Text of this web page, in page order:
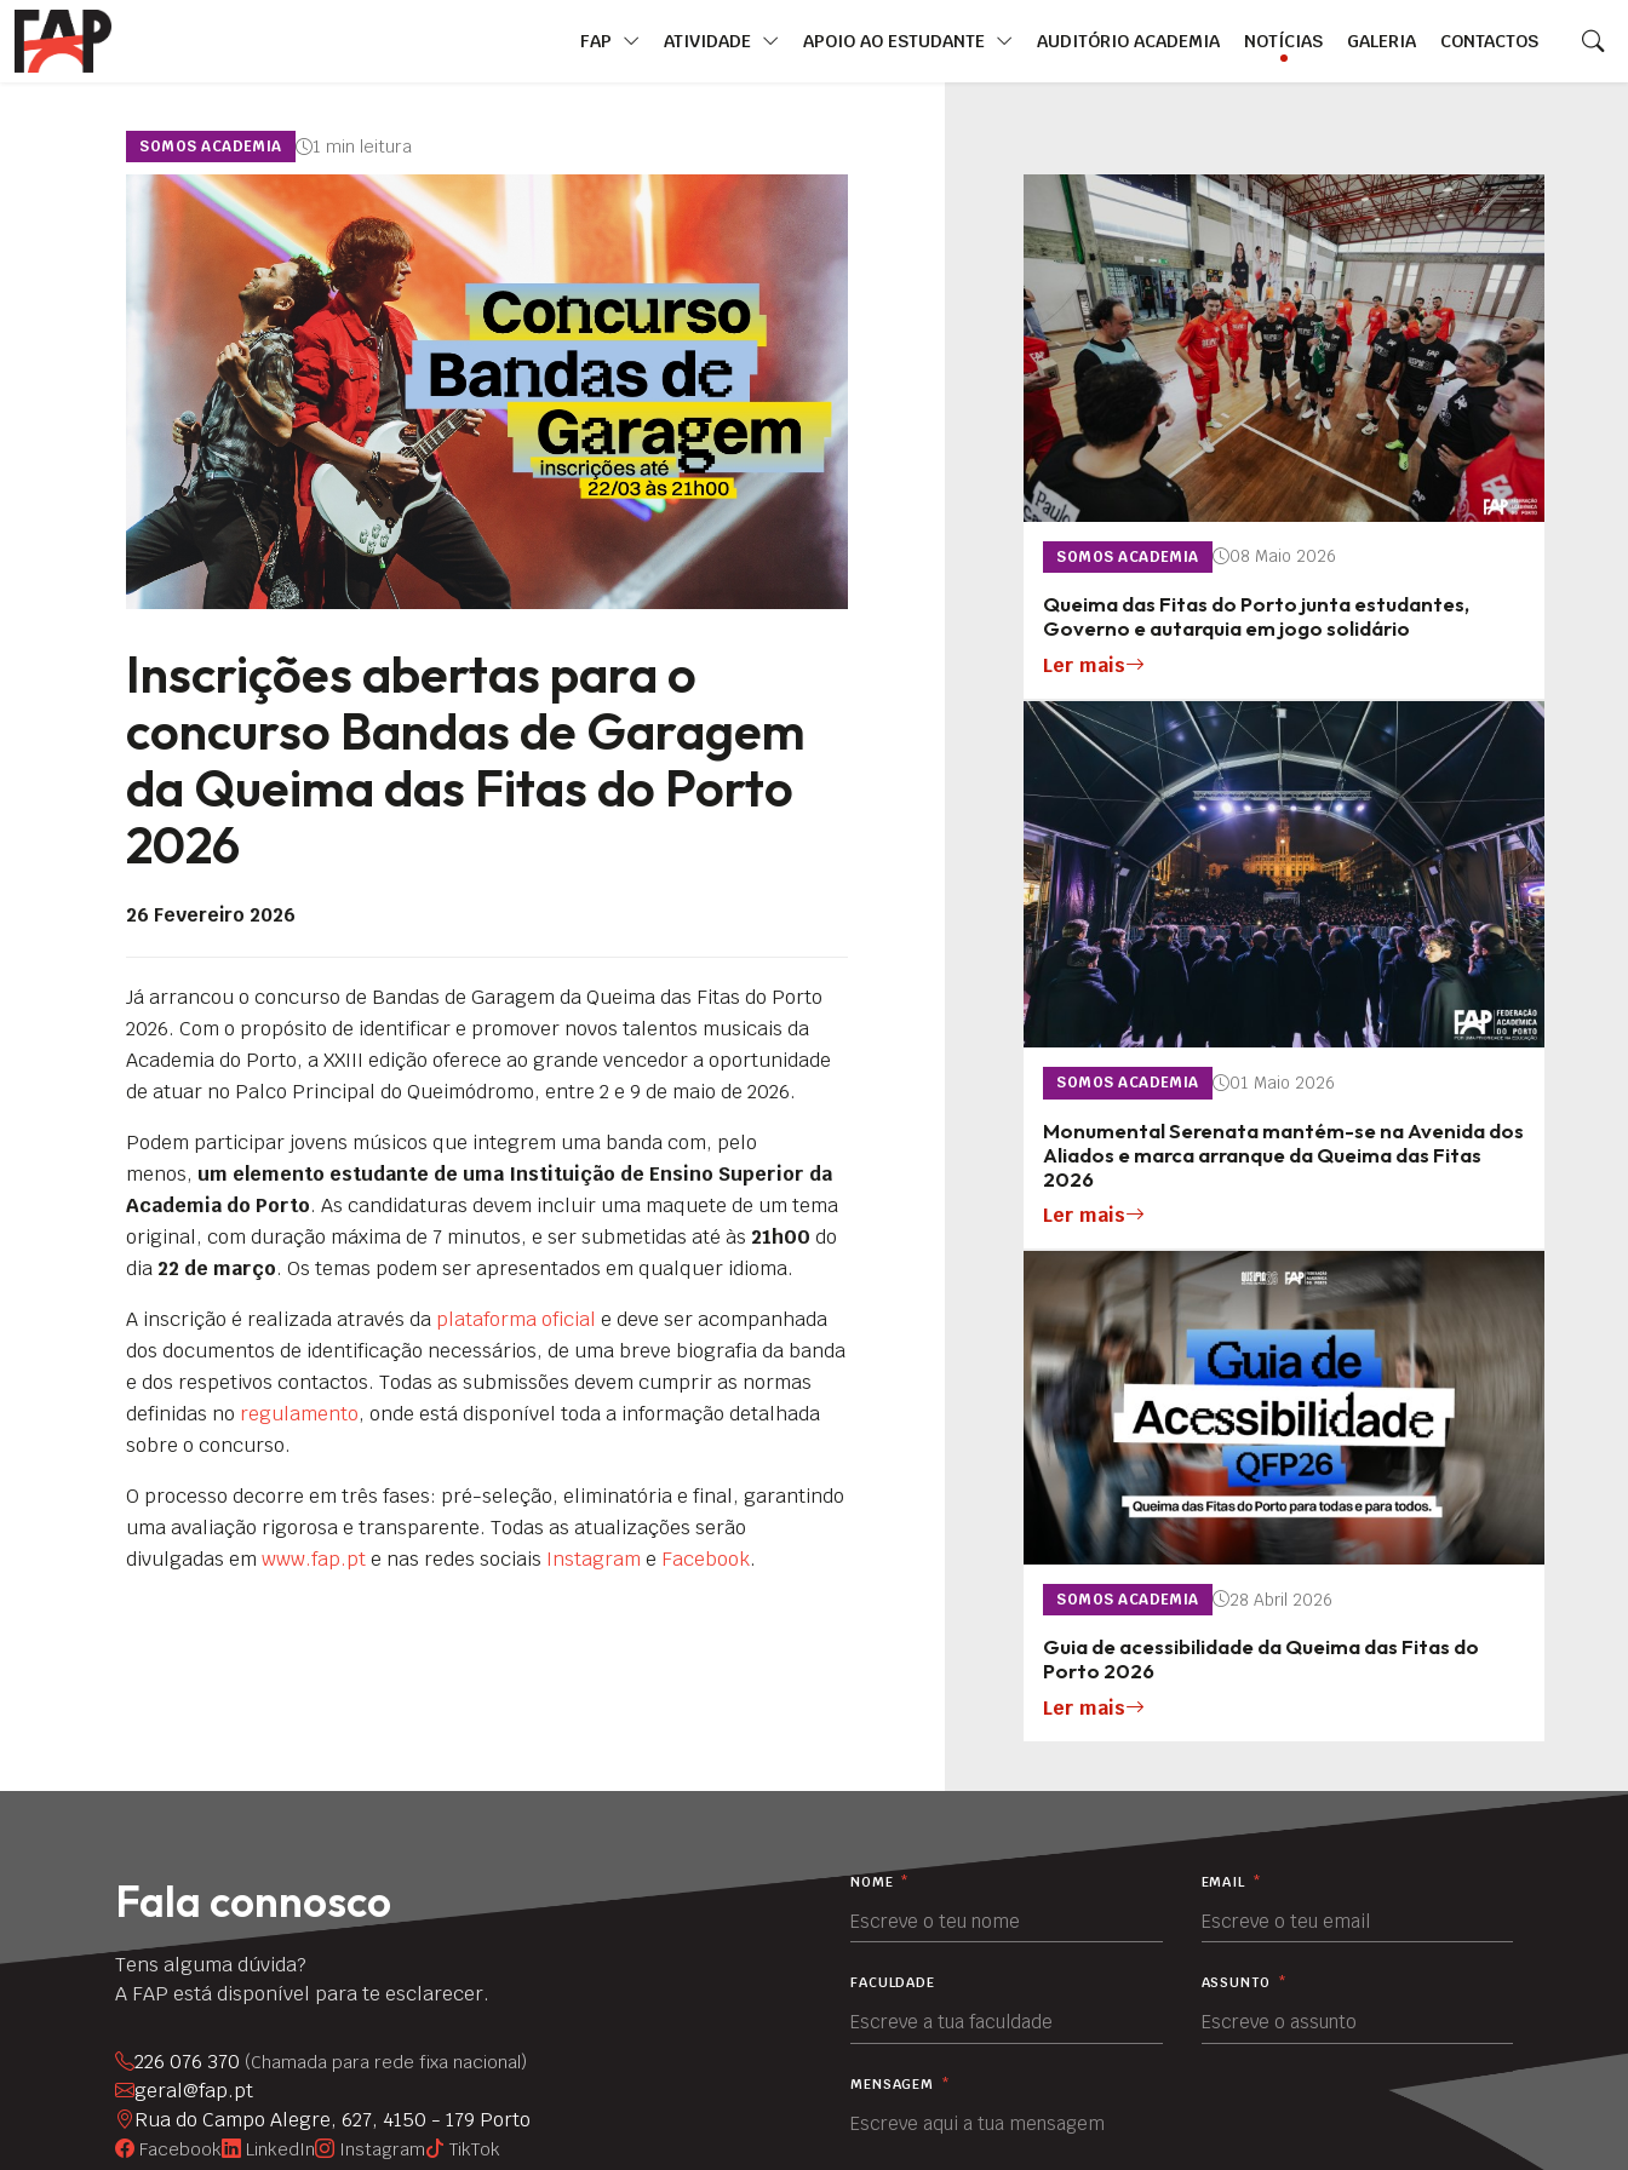
FAP ATIVIDADE APOIO AO ESTUDANTE AUDITÓRIO ACADEMIA NOTÍCIAS GALERIA CONTACTOS
SOMOS ACADEMIA 1 min leitura
Inscrições abertas para o
concurso Bandas de Garagem
da Queima das Fitas do Porto
2026
26 Fevereiro 2026
Já arrancou o concurso de Bandas de Garagem da Queima das Fitas do Porto
2026. Com o propósito de identificar e promover novos talentos musicais da
Academia do Porto, a XXIII edição oferece ao grande vencedor a oportunidade
de atuar no Palco Principal do Queimódromo, entre 2 e 9 de maio de 2026.
Podem participar jovens músicos que integrem uma banda com, pelo
menos, um elemento estudante de uma Instituição de Ensino Superior da
Academia do Porto. As candidaturas devem incluir uma maquete de um tema
original, com duração máxima de 7 minutos, e ser submetidas até às 21h00 do
dia 22 de março. Os temas podem ser apresentados em qualquer idioma.
A inscrição é realizada através da plataforma oficial e deve ser acompanhada
dos documentos de identificação necessários, de uma breve biografia da banda
e dos respetivos contactos. Todas as submissões devem cumprir as normas
definidas no regulamento, onde está disponível toda a informação detalhada
sobre o concurso.
O processo decorre em três fases: pré-seleção, eliminatória e final, garantindo
uma avaliação rigorosa e transparente. Todas as atualizações serão
divulgadas em www.fap.pte nas redes sociais Instagram e Facebook.
SOMOS ACADEMIA 08 Maio 2026
Queima das Fitas do Porto junta estudantes,
Governo e autarquia em jogo solidário
Ler mais
SOMOS ACADEMIA 01 Maio 2026
Monumental Serenata mantém-se na Avenida dos
Aliados e marca arranque da Queima das Fitas
2026
Ler mais
SOMOS ACADEMIA 28 Abril 2026
Guia de acessibilidade da Queima das Fitas do
Porto 2026
Ler mais
Fala connosco
Tens alguma dúvida?
A FAP está disponível para te esclarecer.
226 076 370 (Chamada para rede fixa nacional)
geral@fap.pt
Rua do Campo Alegre, 627, 4150 - 179 Porto
Facebook LinkedIn Instagram TikTok
NOME * EMAIL *
FACULDADE ASSUNTO *
MENSAGEM *